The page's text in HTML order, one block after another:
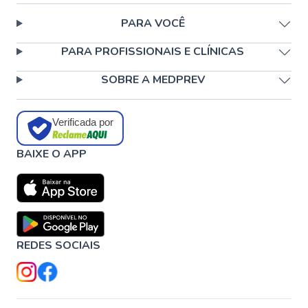
PARA VOCÊ
PARA PROFISSIONAIS E CLÍNICAS
SOBRE A MEDPREV
Verificada por
BAIXE O APP
REDES SOCIAIS